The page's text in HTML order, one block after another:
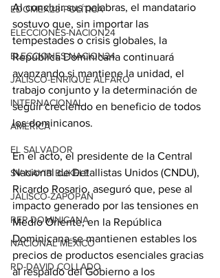
EDOMEX23-POLÍTICA
ELECCIONES-NACION24
ELECCIONES-NACION24
JALISCO-ENRIQUE ALFARO
INTERNACIONAL
AMÉRICA
EL SALVADOR
SV-NAYIB BUKELE
JALISCO-ZAPOPAN
REP DOMINICANA
NACIONAL MÉXICO
RD-DAVID COLLADO
Al concluir sus palabras, el mandatario
sostuvo que, sin importar las
tempestades o crisis globales, la
República Dominicana continuará
avanzando si mantiene la unidad, el
trabajo conjunto y la determinación de
seguir creciendo en beneficio de todos
los dominicanos.
En el acto, el presidente de la Central
Nacional de Detallistas Unidos (CNDU),
Ricardo Rosario, aseguró que, pese al
impacto generado por las tensiones en
Medio Oriente, en la República
Dominicana se mantienen estables los
precios de productos esenciales gracias
al respaldo del Gobierno a los